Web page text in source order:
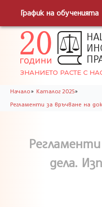
График на обученията
ЗНАНИЕТО РАСТЕ С
Начало» Каталог 2025»
Регламенти за връчване на
дела.